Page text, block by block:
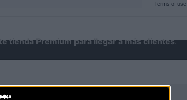
Terms of use
tienda Premium para llegar a más clientes.